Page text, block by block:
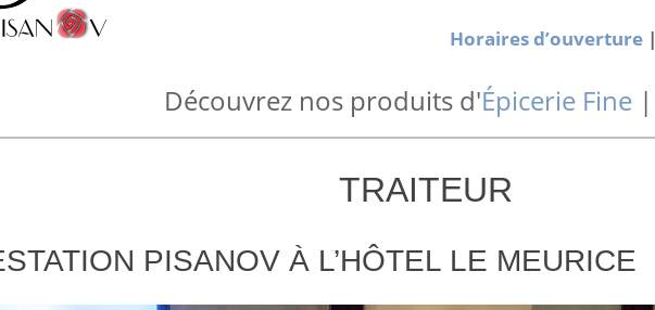
Horaires d’ouverture|
Découvrez nos produits d'Épicerie Fine|
TRAITEUR
PISANOV À L’HÔTEL LE MEURICE